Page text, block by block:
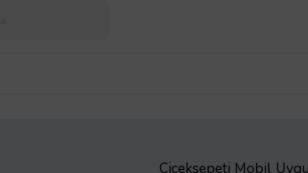
Çiçeksepeti Mobil